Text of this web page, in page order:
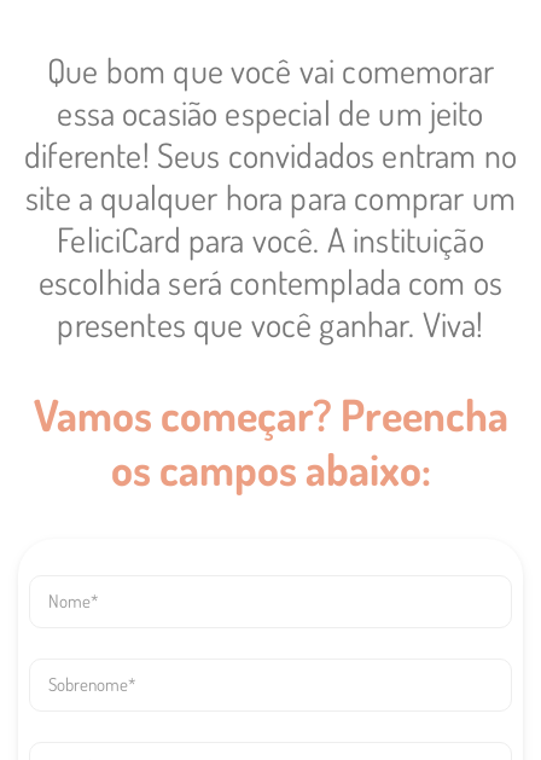
Que bom que você vai comemorar
essa ocasião especial de um jeito
diferente! Seus convidados entram no
site a qualquer hora para comprar um
FeliciCard para você. A instituição
escolhida será contemplada com os
presentes que você ganhar. Viva!
Vamos começar? Preencha
os campos abaixo: